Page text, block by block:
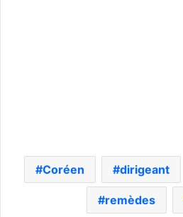
Coréen dirigeant
remèdes